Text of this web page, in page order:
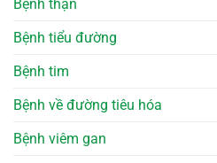
Bệnh thận
Bệnh tiểu đường
Bệnh tim
Bệnh về đường tiêu hóa
Bệnh viêm gan